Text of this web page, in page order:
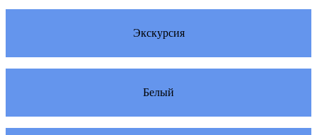
Экскурсия
Белый